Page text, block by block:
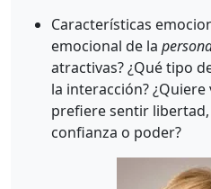
Características
emocional de la
atractivas? ¿Qué tipo
la interacción?
prefiere sentir
confianza o poder?